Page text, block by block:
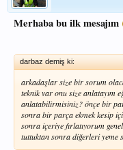
Merhaba bu ilk mesajım
darbaz demiş ki:
arkadaşlar size bir sorum
teknik var onu size anlatayım
anlatabilirmisiniz? önçe bir
sonra bir parça ekmek kesip
sonra içeriye fırlatıyorum
tuttuktan sonra diğerleri yeme